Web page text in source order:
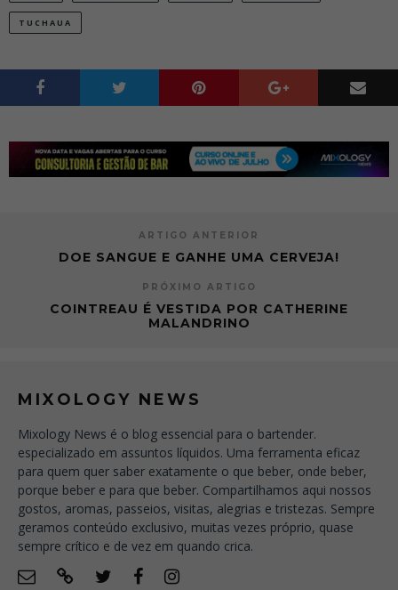
TUCHAUA
ARTIGO ANTERIOR
DOE SANGUE E GANHE UMA CERVEJA!
PRÓXIMO ARTIGO
COINTREAU É VESTIDA POR CATHERINE
MALANDRINO
MIXOLOGY NEWS
Mixology News é o blog essencial para o bartender.
especializado em assuntos líquidos. Uma ferramenta eficaz
para quem quer saber exatamente o que beber, onde beber,
porque beber e para que beber. Compartilhamos aqui nossos
gostos, aromas, passeios, visitas, alegrias e tristezas. Sempre
geramos conteúdo exclusivo, muitas vezes próprio, quase
sempre crítico e de vez em quando crica.